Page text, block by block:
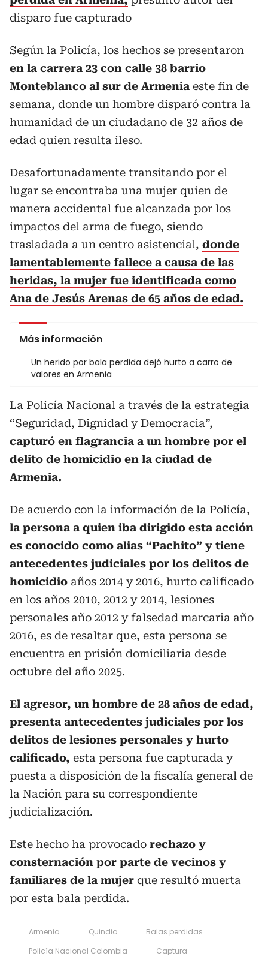
disparo fue capturado
Según la Policía, los hechos se presentaron
en la carrera 23 con calle 38 barrio
Monteblanco al sur de Armenia este fin de
semana, donde un hombre disparó contra la
humanidad de un ciudadano de 32 años de
edad quien resulta ileso.
Desafortunadamente transitando por el
lugar se encontraba una mujer quien de
manera accidental fue alcanzada por los
impactos del arma de fuego, siendo
trasladada a un centro asistencial, donde
lamentablemente fallece a causa de las
heridas, la mujer fue identificada como
Ana de Jesús Arenas de 65 años de edad.
Más información
Un herido por bala perdida dejó hurto a carro de
valores en Armenia
La Policía Nacional a través de la estrategia
“Seguridad, Dignidad y Democracia”,
capturó en flagrancia a un hombre por el
delito de homicidio en la ciudad de
Armenia.
De acuerdo con la información de la Policía,
la persona a quien iba dirigido esta acción
es conocido como alias “Pachito” y tiene
antecedentes judiciales por los delitos de
homicidio años 2014 y 2016, hurto calificado
en los años 2010, 2012 y 2014, lesiones
personales año 2012 y falsedad marcaria año
2016, es de resaltar que, esta persona se
encuentra en prisión domiciliaria desde
octubre del año 2025.
El agresor, un hombre de 28 años de edad,
presenta antecedentes judiciales por los
delitos de lesiones personales y hurto
calificado, esta persona fue capturada y
puesta a disposición de la fiscalía general de
la Nación para su correspondiente
judicialización.
Este hecho ha provocado rechazo y
consternación por parte de vecinos y
familiares de la mujer que resultó muerta
por esta bala perdida.
Armenia Quindio
Balas perdidas
Policía Nacional Colombia
Captura